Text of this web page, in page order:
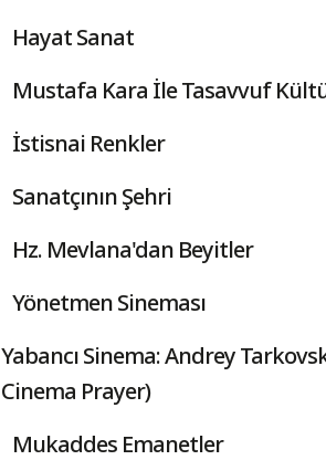
Hayat Sanat
Mustafa Kara İle Tasavvuf
İstisnai Renkler
Sanatçının Şehri
Hz. Mevlana'dan Beyitler
Yönetmen Sineması
Yabancı Sinema: Andrey
Cinema Prayer)
Mukaddes Emanetler